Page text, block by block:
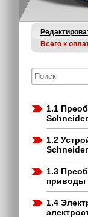
Всего к
1.1
1.2
1.3
приводы
1.4